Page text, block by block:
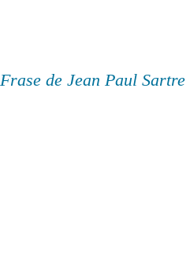
Frase de Jean Paul Sartre